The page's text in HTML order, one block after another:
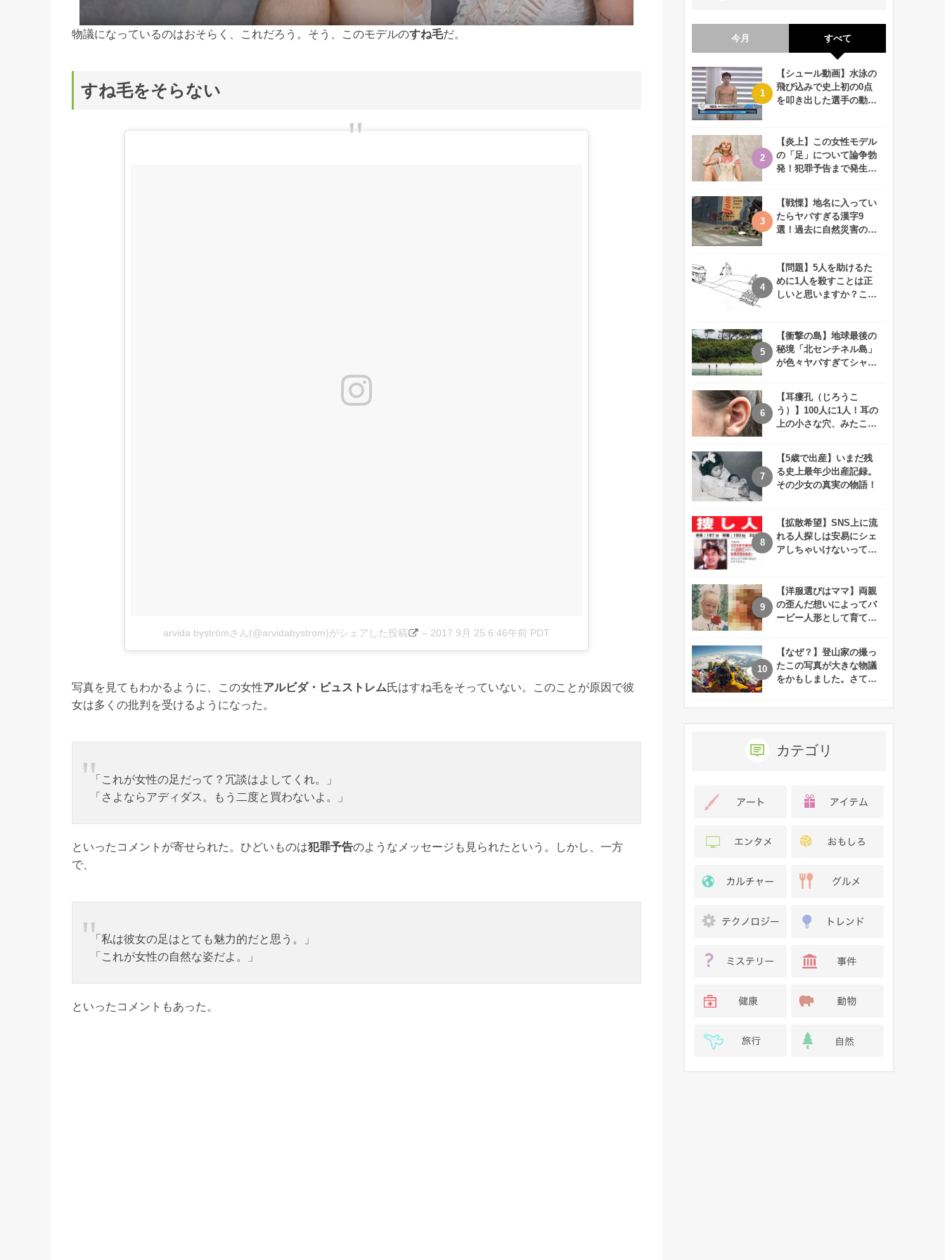
物議になっているのはおそらく、これだろう。そう、このモデルのすね毛だ。
すね毛をそらない
arvida byströmさん(@arvidabystrom)がシェアした投稿 – 2017 9月 25 6:46午前 PDT
写真を見てもわかるように、この女性アルビダ・ビュストレム氏はすね毛をそっていない。このことが原因で彼
女は多くの批判を受けるようになった。
「これが女性の足だって？冗談はよしてくれ。」
「さよならアディダス。もう二度と買わないよ。」
といったコメントが寄せられた。ひどいものは犯罪予告のようなメッセージも見られたという。しかし、一方
で、
「私は彼女の足はとても魅力的だと思う。」
「これが女性の自然な姿だよ。」
といったコメントもあった。
今月 すべて
【シュール動画】水泳の
飛び込みで史上初の0点
を叩き出した選手の動画
【炎上】この女性モデル
の「足」について論争勃
発！犯罪予告まで発生す
【戦慄】地名に入ってい
たらヤバすぎる漢字9
選！過去に自然災害の歴
【問題】5人を助けるた
めに1人を殺すことは正
しいと思いますか？この
【衝撃の島】地球最後の
秘境「北センチネル島」
が色々ヤバすぎてシャレ
【耳瘻孔（じろうこ
う）】100人に1人！耳の
上の小さな穴、みたこと
【5歳で出産】いまだ残
る史上最年少出産記録。
その少女の真実の物語！
【拡散希望】SNS上に流
れる人探しは安易にシェ
アしちゃいけないって知
【洋服選びはママ】両親
の歪んだ想いによってバ
ービー人形として育てら
【なぜ？】登山家の撮っ
たこの写真が大きな物議
をかもしました。さて、
カテゴリ